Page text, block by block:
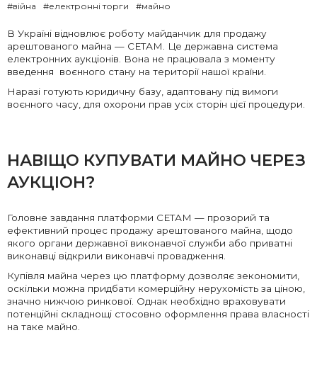
#війна #електронні торги #майно
В Україні відновлює роботу майданчик для продажу
арештованого майна — СЕТАМ. Це державна система
електронних аукціонів. Вона не працювала з моменту
введення воєнного стану на території нашої країни.
Наразі готують юридичну базу, адаптовану під вимоги
воєнного часу, для охорони прав усіх сторін цієї процедури.
НАВІЩО КУПУВАТИ МАЙНО ЧЕРЕЗ
АУКЦІОН?
Головне завдання платформи СЕТАМ — прозорий та
ефективний процес продажу арештованого майна, щодо
якого органи державної виконавчої служби або приватні
виконавці відкрили виконавчі провадження.
Купівля майна через цю платформу дозволяє зекономити,
оскільки можна придбати комерційну нерухомість за ціною,
значно нижчою ринкової. Однак необхідно враховувати
потенційні складнощі стосовно оформлення права власності
на таке майно.